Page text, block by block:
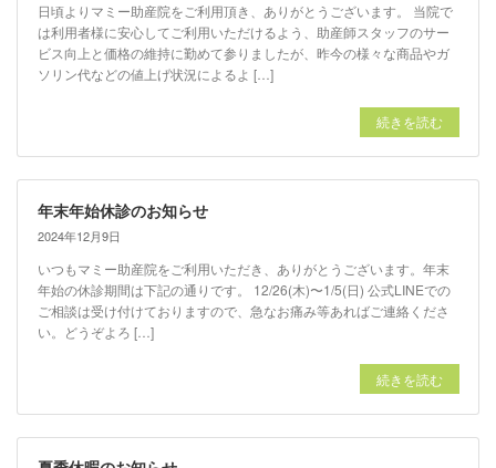
日頃よりマミー助産院をご利用頂き、ありがとうございます。 当院で
は利用者様に安心してご利用いただけるよう、助産師スタッフのサー
ビス向上と価格の維持に勤めて参りましたが、昨今の様々な商品やガ
ソリン代などの値上げ状況によるよ […]
続きを読む
年末年始休診のお知らせ
2024年12月9日
いつもマミー助産院をご利用いただき、ありがとうございます。年末
年始の休診期間は下記の通りです。 12/26(木)〜1/5(日) 公式LINEでの
ご相談は受け付けておりますので、急なお痛み等あればご連絡くださ
い。どうぞよろ […]
続きを読む